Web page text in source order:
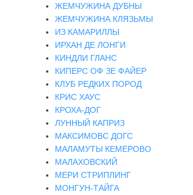
ЖЕМЧУЖИНА ДУБНЫ
ЖЕМЧУЖИНА КЛЯЗЬМЫ
ИЗ КАМАРИЛЛЫ
ИРХАН ДЕ ЛОНГИ
КИНДЛИ ГЛАНС
КИПЕРС ОФ ЗЕ ФАЙЕР
КЛУБ РЕДКИХ ПОРОД
КРИС ХАУС
КРОХА-ДОГ
ЛУННЫЙ КАПРИЗ
МАКСИМОВС ДОГС
МАЛАМУТЫ КЕМЕРОВО
МАЛАХОВСКИЙ
МЕРИ СТРИПЛИНГ
МОНГУН-ТАЙГА